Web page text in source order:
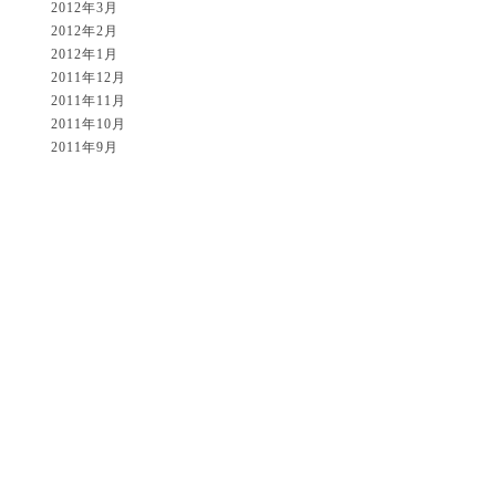
2012年3月
2012年2月
2012年1月
2011年12月
2011年11月
2011年10月
2011年9月